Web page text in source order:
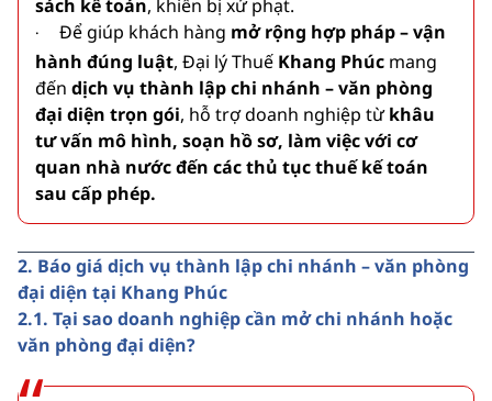
sách kế toán, khiến bị xử phạt.
· Để giúp khách hàng mở rộng hợp pháp – vận
hành đúng luật, Đại lý Thuế Khang Phúc mang
đến dịch vụ thành lập chi nhánh – văn phòng
đại diện trọn gói, hỗ trợ doanh nghiệp từkhâu
tư vấn mô hình, soạn hồ sơ, làm việc với cơ
quan nhà nước đến các thủ tục thuế kế toán
sau cấp phép.
2. Báo giá dịch vụ thành lập chi nhánh – văn phòng
đại diện tại Khang Phúc
2.1. Tại sao doanh nghiệp cần mở chi nhánh hoặc
văn phòng đại diện?